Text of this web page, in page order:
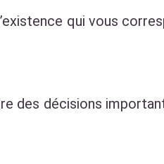
qui vous
des décisions